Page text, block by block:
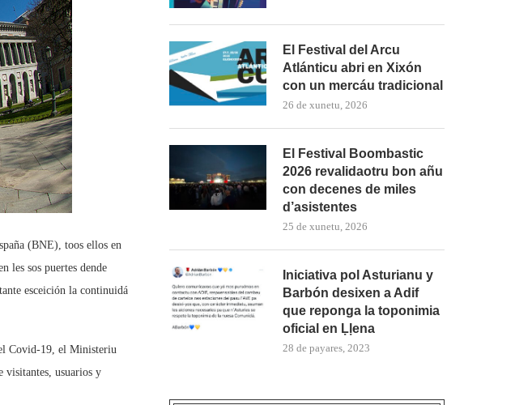
(BNE), toos ellos en
les sos puertes dende
esceición la continuidá
Covid-19, el Ministeriu
visitantes, usuarios y
El Festival del Arcu
Atlánticu abri en Xixón
con un mercáu tradicional
26 de xunetu, 2026
El Festival Boombastic
2026 revalidaotru bon añu
con decenes de miles
d’asistentes
25 de xunetu, 2026
Iniciativa pol Asturianu y
Barbón desixen a Adif
que reponga la toponimia
oficial en Ḷḷena
28 de payares, 2023